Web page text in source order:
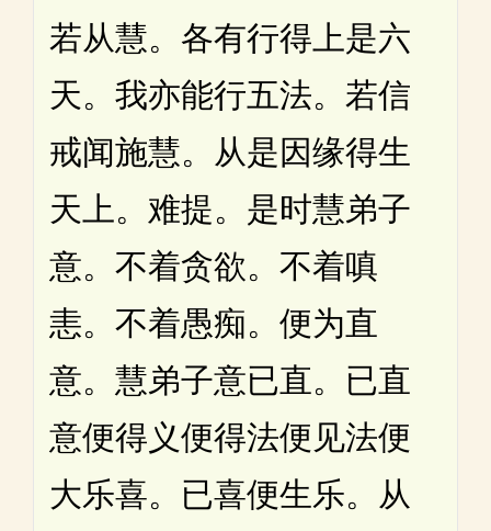
若从慧。各有行得上是六
天。我亦能行五法。若信
戒闻施慧。从是因缘得生
天上。难提。是时慧弟子
意。不着贪欲。不着嗔
恚。不着愚痴。便为直
意。慧弟子意已直。已直
意便得义便得法便见法便
大乐喜。已喜便生乐。从